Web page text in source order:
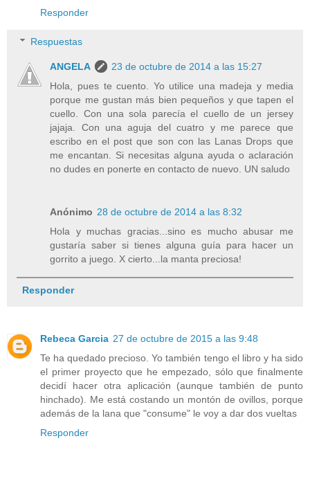
Responder
Respuestas
ANGELA
23 de octubre de 2014 a las 15:27
Hola, pues te cuento. Yo utilice una madeja y media
porque me gustan más bien pequeños y que tapen el
cuello. Con una sola parecía el cuello de un jersey
jajaja. Con una aguja del cuatro y me parece que
escribo en el post que son con las Lanas Drops que
me encantan. Si necesitas alguna ayuda o aclaración
no dudes en ponerte en contacto de nuevo. UN saludo
Anónimo 28 de octubre de 2014 a las 8:32
Hola y muchas gracias...sino es mucho abusar me
gustaría saber si tienes alguna guía para hacer un
gorrito a juego. X cierto...la manta preciosa!
Responder
Rebeca Garcia 27 de octubre de 2015 a las 9:48
Te ha quedado precioso. Yo también tengo el libro y ha sido
el primer proyecto que he empezado, sólo que finalmente
decidí hacer otra aplicación (aunque también de punto
hinchado). Me está costando un montón de ovillos, porque
además de la lana que "consume" le voy a dar dos vueltas
Responder